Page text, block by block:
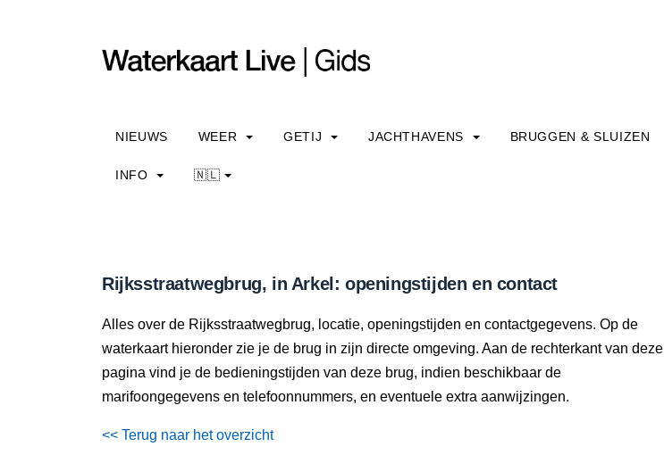
NIEUWS WEER GETIJ JACHTHAVENS BRUGGEN & SLUIZEN
INFO 🇳🇱
Rijksstraatwegbrug, in Arkel: openingstijden en contact
Alles over de Rijksstraatwegbrug, locatie, openingstijden en contactgegevens. Op de
waterkaart hieronder zie je de brug in zijn directe omgeving. Aan de rechterkant van deze
pagina vind je de bedieningstijden van deze brug, indien beschikbaar de
marifoongegevens en telefoonnummers, en eventuele extra aanwijzingen.
<< Terug naar het overzicht